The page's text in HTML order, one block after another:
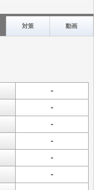
対策 動画
-
-
-
-
-
-